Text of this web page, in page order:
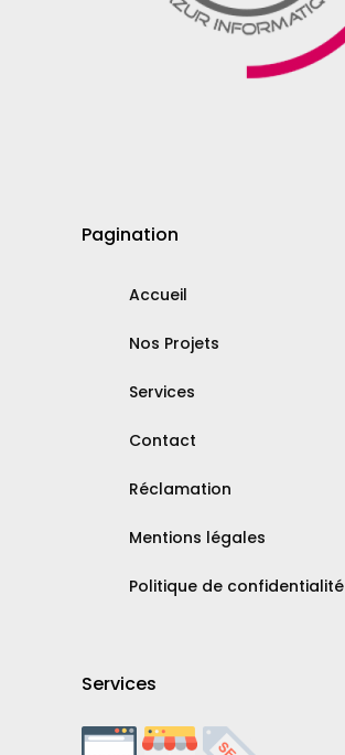
Pagination
Accueil
Nos Projets
Services
Contact
Réclamation
Mentions légales
Politique de confidentialité
Services